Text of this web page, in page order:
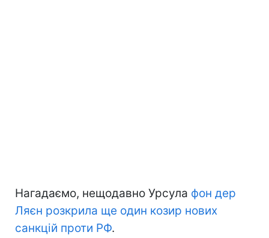
Нагадаємо, нещодавно Урсула фон дер
Ляєн розкрила ще один козир нових
санкцій проти РФ.